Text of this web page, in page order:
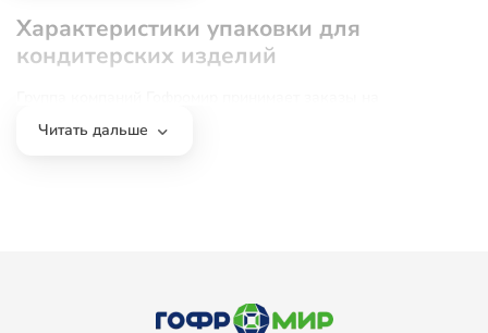
Характеристики упаковки для
кондитерских изделий
формы и дизайна. На нашем сайте можно купить пищевую
крышкой и внутренним ложементом с углублениями по
количеству штук. Использование вкладыша позволяет
Читать дальше